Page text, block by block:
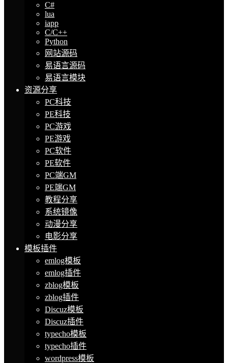
C#
lua
iapp
C/C++
Python
网站源码
易语言源码
易语言模块
资源分享
PC科技
PE科技
PC游戏
PE游戏
PC软件
PE软件
PC端GM
PE端GM
教程分享
系统镜像
动漫分享
电影分享
模板插件
emlog模板
emlog插件
zblog模板
zblog插件
Discuz模板
Discuz插件
typecho模板
typecho插件
wordpress模板